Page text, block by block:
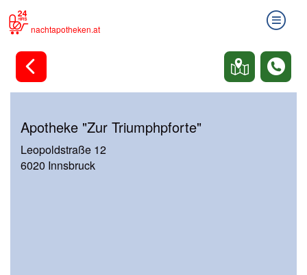
nachtapotheken.at
Apotheke "Zur Triumphpforte"
Leopoldstraße 12
6020 Innsbruck